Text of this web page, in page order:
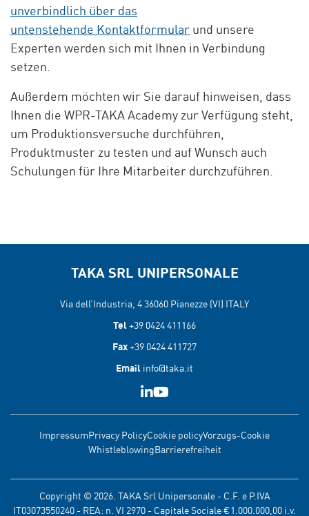
unverbindlich über das
untenstehende Kontaktformular und unsere
Experten werden sich mit Ihnen in Verbindung
setzen.
Außerdem möchten wir Sie darauf hinweisen, dass
Ihnen die WPR-TAKA Academy zur Verfügung steht,
um Produktionsversuche durchführen,
Produktmuster zu testen und auf Wunsch auch
Schulungen für Ihre Mitarbeiter durchzuführen.
TAKA SRL UNIPERSONALE
Via dell’Industria, 4 36060 Pianezze (VI) ITALY
Tel +39 0424 411166
Fax +39 0424 411727
Email info@taka.it
ImpressumPrivacy PolicyCookie policyVorzugs-Cookie
Whistleblowing Barrierefreiheit
Copyright © 2026. TAKA Srl Unipersonale - C.F. e P.IVA
IT03073550240 - REA: n. VI 2970 - Capitale Sociale €1.000.000,00 i.v.